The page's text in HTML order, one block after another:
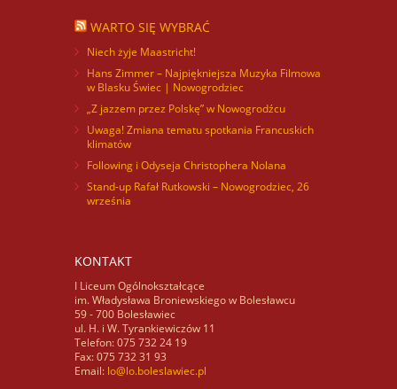
WARTO SIĘ WYBRAĆ
Niech żyje Maastricht!
Hans Zimmer – Najpiękniejsza Muzyka Filmowa
w Blasku Świec | Nowogrodziec
„Z jazzem przez Polskę” w Nowogrodźcu
Uwaga! Zmiana tematu spotkania Francuskich
klimatów
Following i Odyseja Christophera Nolana
Stand-up Rafał Rutkowski – Nowogrodziec, 26
września
KONTAKT
I Liceum Ogólnokształcące
im. Władysława Broniewskiego w Bolesławcu
59 - 700 Bolesławiec
ul. H. i W. Tyrankiewiczów 11
Telefon: 075 732 24 19
Fax: 075 732 31 93
Email: lo@lo.boleslawiec.pl